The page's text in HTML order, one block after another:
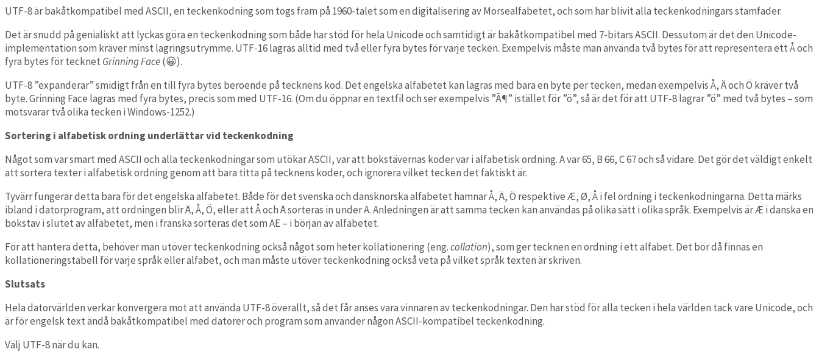
UTF-8 är bakåtkompatibel med ASCII, en teckenkodning som togs fram på 1960-talet som en digitalisering av Morsealfabetet, och som har blivit alla teckenkodningars stamfader.
Det är snudd på genialiskt att lyckas göra en teckenkodning som både har stöd för hela Unicode och samtidigt är bakåtkompatibel med 7-bitars ASCII. Dessutom är det den Unicode-
implementation som kräver minst lagringsutrymme. UTF-16 lagras alltid med två eller fyra bytes för varje tecken. Exempelvis måste man använda två bytes för att representera ett Å och
fyra bytes för tecknet Grinning Face(😀).
UTF-8 ”expanderar” smidigt från en till fyra bytes beroende på tecknens kod. Det engelska alfabetet kan lagras med bara en byte per tecken, medan exempelvis Å, Ä och Ö kräver två
byte. Grinning Face lagras med fyra bytes, precis som med UTF-16. (Om du öppnar en textfil och ser exempelvis ”Ã¶” istället för ”ö”, så är det för att UTF-8 lagrar ”ö” med två bytes – som
motsvarar två olika tecken i Windows-1252.)
Sortering i alfabetisk ordning underlättar vid teckenkodning
Något som var smart med ASCII och alla teckenkodningar som utökar ASCII, var att bokstävernas koder var i alfabetisk ordning. A var 65, B 66, C 67 och så vidare. Det gör det väldigt enkelt
att sortera texter i alfabetisk ordning genom att bara titta på tecknens koder, och ignorera vilket tecken det faktiskt är.
Tyvärr fungerar detta bara för det engelska alfabetet. Både för det svenska och dansknorska alfabetet hamnar Å, Ä, Ö respektive Æ, Ø, Å i fel ordning i teckenkodningarna. Detta märks
ibland i datorprogram, att ordningen blir Ä, Å, Ö, eller att Å och Ä sorteras in under A. Anledningen är att samma tecken kan användas på olika sätt i olika språk. Exempelvis är Æ i danska en
bokstav i slutet av alfabetet, men i franska sorteras det som AE – i början av alfabetet.
För att hantera detta, behöver man utöver teckenkodning också något som heter kollationering (eng.collation), som ger tecknen en ordning i ett alfabet. Det bör då finnas en
kollationeringstabell för varje språk eller alfabet, och man måste utöver teckenkodning också veta på vilket språk texten är skriven.
Slutsats
Hela datorvärlden verkar konvergera mot att använda UTF-8 överallt, så det får anses vara vinnaren av teckenkodningar. Den har stöd för alla tecken i hela världen tack vare Unicode, och
är för engelsk text ändå bakåtkompatibel med datorer och program som använder någon ASCII-kompatibel teckenkodning.
Välj UTF-8 när du kan.